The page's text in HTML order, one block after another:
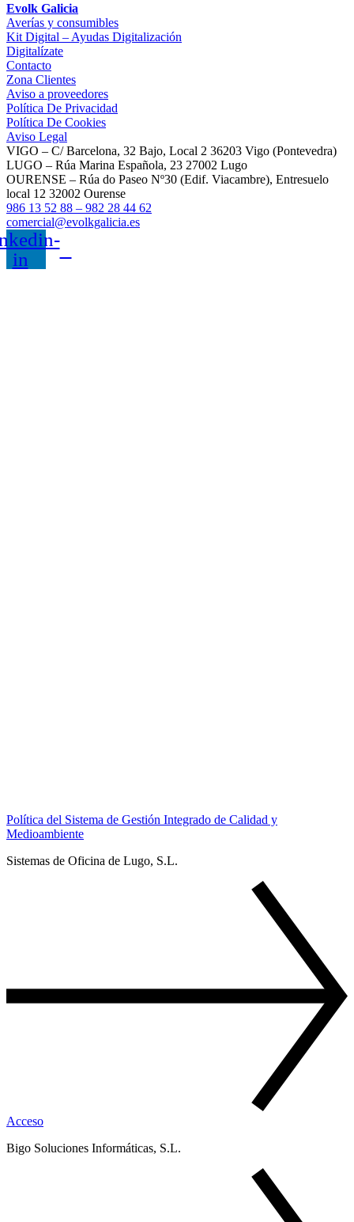
Evolk Galicia
Averías y consumibles
Kit Digital – Ayudas Digitalización
Digitalízate
Contacto
Zona Clientes
Aviso a proveedores
Política De Privacidad
Política De Cookies
Aviso Legal
VIGO – C/ Barcelona, 32 Bajo, Local 2 36203 Vigo (Pontevedra)
LUGO – Rúa Marina Española, 23 27002 Lugo
OURENSE – Rúa do Paseo Nº30 (Edif. Viacambre), Entresuelo
local 12 32002 Ourense
986 13 52 88 – 982 28 44 62
comercial@evolkgalicia.es
in
Política del Sistema de Gestión Integrado de Calidad y
Medioambiente
Sistemas de Oficina de Lugo, S.L.
Acceso
Bigo Soluciones Informáticas, S.L.